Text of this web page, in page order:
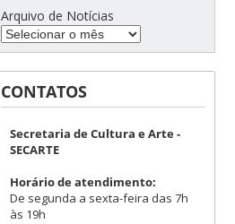
Arquivo de Notícias
CONTATOS
Secretaria de Cultura e Arte -
SECARTE
Horário de atendimento:
De segunda a sexta-feira das 7h
às 19h